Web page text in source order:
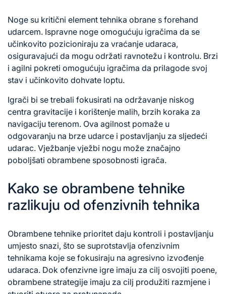
Noge su kritični element tehnika obrane s forehand
udarcem. Ispravne noge omogućuju igračima da se
učinkovito pozicioniraju za vraćanje udaraca,
osiguravajući da mogu održati ravnotežu i kontrolu. Brzi
i agilni pokreti omogućuju igračima da prilagode svoj
stav i učinkovito dohvate loptu.
Igrači bi se trebali fokusirati na održavanje niskog
centra gravitacije i korištenje malih, brzih koraka za
navigaciju terenom. Ova agilnost pomaže u
odgovaranju na brze udarce i postavljanju za sljedeći
udarac. Vježbanje vježbi nogu može značajno
poboljšati obrambene sposobnosti igrača.
Kako se obrambene tehnike
razlikuju od ofenzivnih tehnika
Obrambene tehnike prioritet daju kontroli i postavljanju
umjesto snazi, što se suprotstavlja ofenzivnim
tehnikama koje se fokusiraju na agresivno izvođenje
udaraca. Dok ofenzivne igre imaju za cilj osvojiti poene,
obrambene strategije imaju za cilj produžiti razmjene i